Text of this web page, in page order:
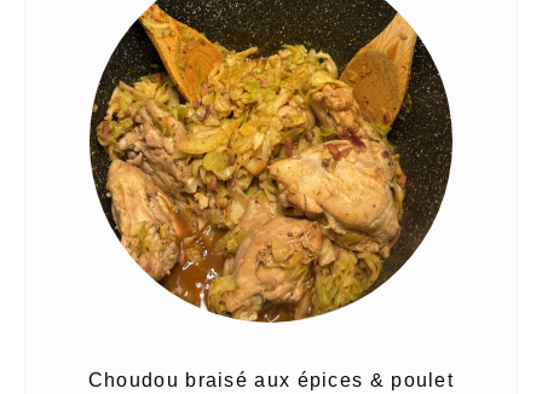
Choudou braisé aux épices & poulet